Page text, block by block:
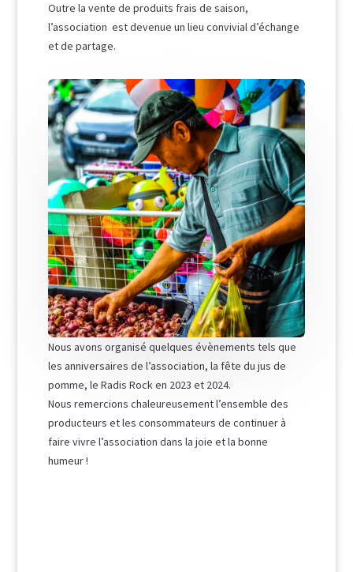
Outre la vente de produits frais de saison,
l’association est devenue un lieu convivial d’échange
et de partage.
Nous avons organisé quelques évènements tels que
les anniversaires de l’association, la fête du jus de
pomme, le Radis Rock en 2023 et 2024.
Nous remercions chaleureusement l’ensemble des
producteurs et les consommateurs de continuer à
faire vivre l’association dans la joie et la bonne
humeur !